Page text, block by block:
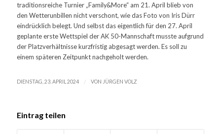
traditionsreiche Turnier „Family&More“ am 21. April blieb von
den Wetterunbillen nicht verschont, wie das Foto von Iris Dürr
eindrücklich belegt. Und selbst das eigentlich für den 27. April
geplante erste Wettspiel der AK 50-Mannschaft musste aufgrund
der Platzverhältnisse kurzfristig abgesagt werden. Es soll zu
einem späteren Zeitpunkt nachgeholt werden.
DIENSTAG, 23. APRIL 2024 / VON JÜRGEN VOLZ
Eintrag teilen